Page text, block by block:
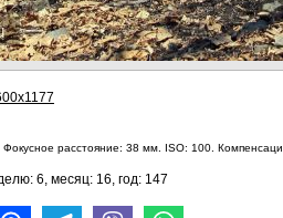
расстояние: 38 мм. ISO: 100.
6, месяц: 16, год: 147